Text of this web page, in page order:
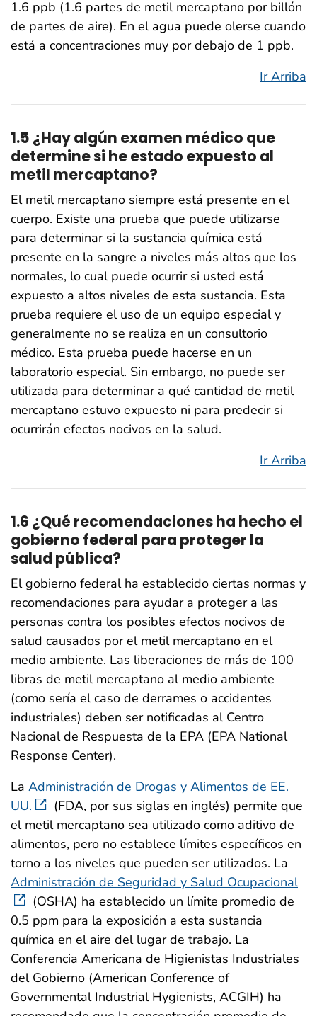
1.6 ppb (1.6 partes de metil mercaptano por billón
de partes de aire). En el agua puede olerse cuando
está a concentraciones muy por debajo de 1 ppb.
Ir Arriba
1.5 ¿Hay algún examen médico que
determine si he estado expuesto al
metil mercaptano?
El metil mercaptano siempre está presente en el
cuerpo. Existe una prueba que puede utilizarse
para determinar si la sustancia química está
presente en la sangre a niveles más altos que los
normales, lo cual puede ocurrir si usted está
expuesto a altos niveles de esta sustancia. Esta
prueba requiere el uso de un equipo especial y
generalmente no se realiza en un consultorio
médico. Esta prueba puede hacerse en un
laboratorio especial. Sin embargo, no puede ser
utilizada para determinar a qué cantidad de metil
mercaptano estuvo expuesto ni para predecir si
ocurrirán efectos nocivos en la salud.
Ir Arriba
1.6 ¿Qué recomendaciones ha hecho el
gobierno federal para proteger la
salud pública?
El gobierno federal ha establecido ciertas normas y
recomendaciones para ayudar a proteger a las
personas contra los posibles efectos nocivos de
salud causados por el metil mercaptano en el
medio ambiente. Las liberaciones de más de 100
libras de metil mercaptano al medio ambiente
(como sería el caso de derrames o accidentes
industriales) deben ser notificadas al Centro
Nacional de Respuesta de la EPA (EPA National
Response Center).
La Administración de Drogas y Alimentos de EE.
UU.
(FDA, por sus siglas en inglés) permite que
el metil mercaptano sea utilizado como aditivo de
alimentos, pero no establece límites específicos en
torno a los niveles que pueden ser utilizados. La
Administración de Seguridad y Salud Ocupacional
(OSHA) ha establecido un límite promedio de
0.5 ppm para la exposición a esta sustancia
química en el aire del lugar de trabajo. La
Conferencia Americana de Higienistas Industriales
del Gobierno (American Conference of
Governmental Industrial Hygienists, ACGIH) ha